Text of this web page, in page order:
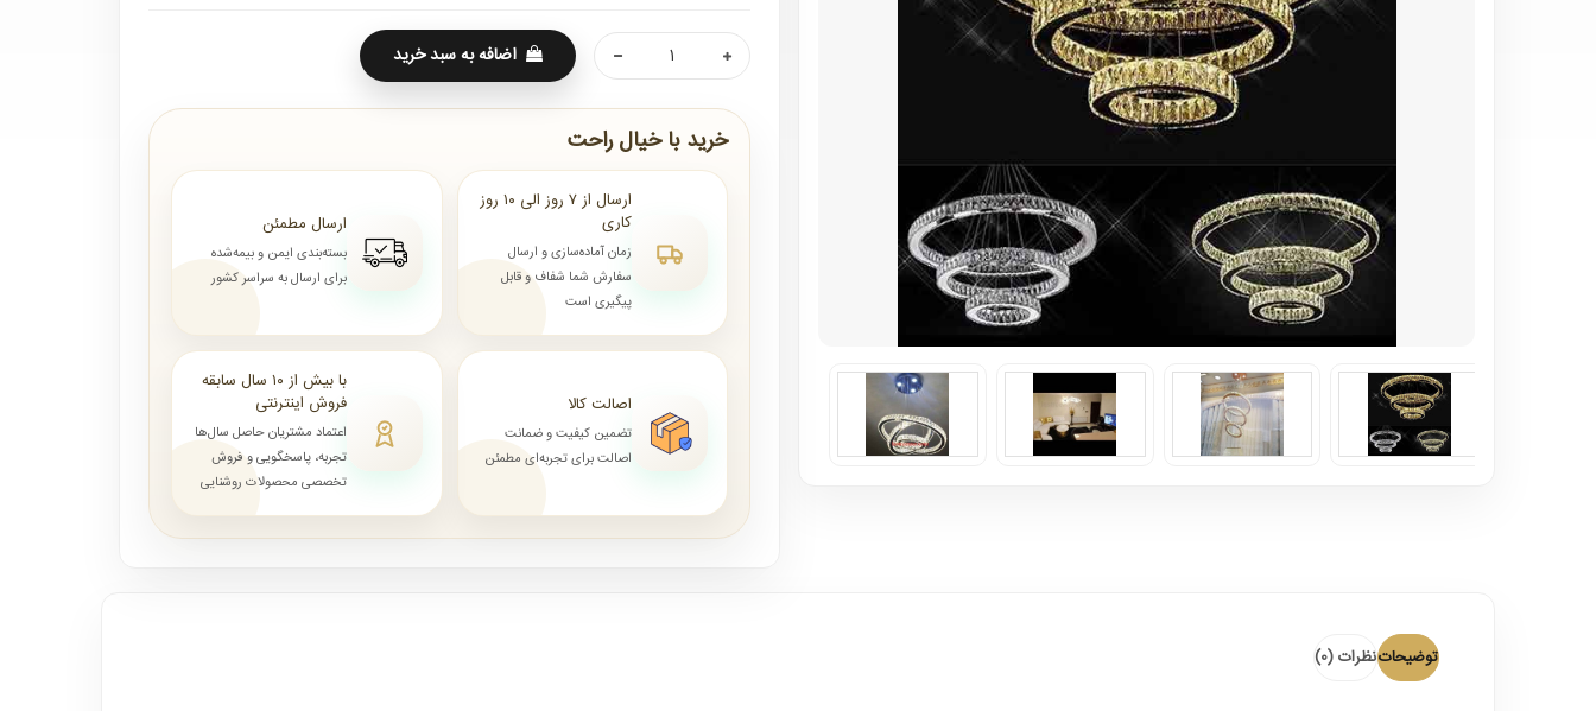
اضافه به سبد خرید
خرید با خیال راحت
ارسال از ۷ روز الی ۱۰ روز
کاری
زمان آماده‌سازی و ارسال
سفارش شما شفاف و قابل
پیگیری است
ارسال مطمئن
بسته‌بندی ایمن و بیمه‌شده
برای ارسال به سراسر کشور
اصالت کالا
تضمین کیفیت و ضمانت
اصالت برای تجربه‌ای مطمئن
با بیش از ۱۰ سال سابقه
فروش اینترنتی
اعتماد مشتریان حاصل سال‌ها
تجربه، پاسخگویی و فروش
تخصصی محصولات روشنایی
توضیحاتنظرات (0)